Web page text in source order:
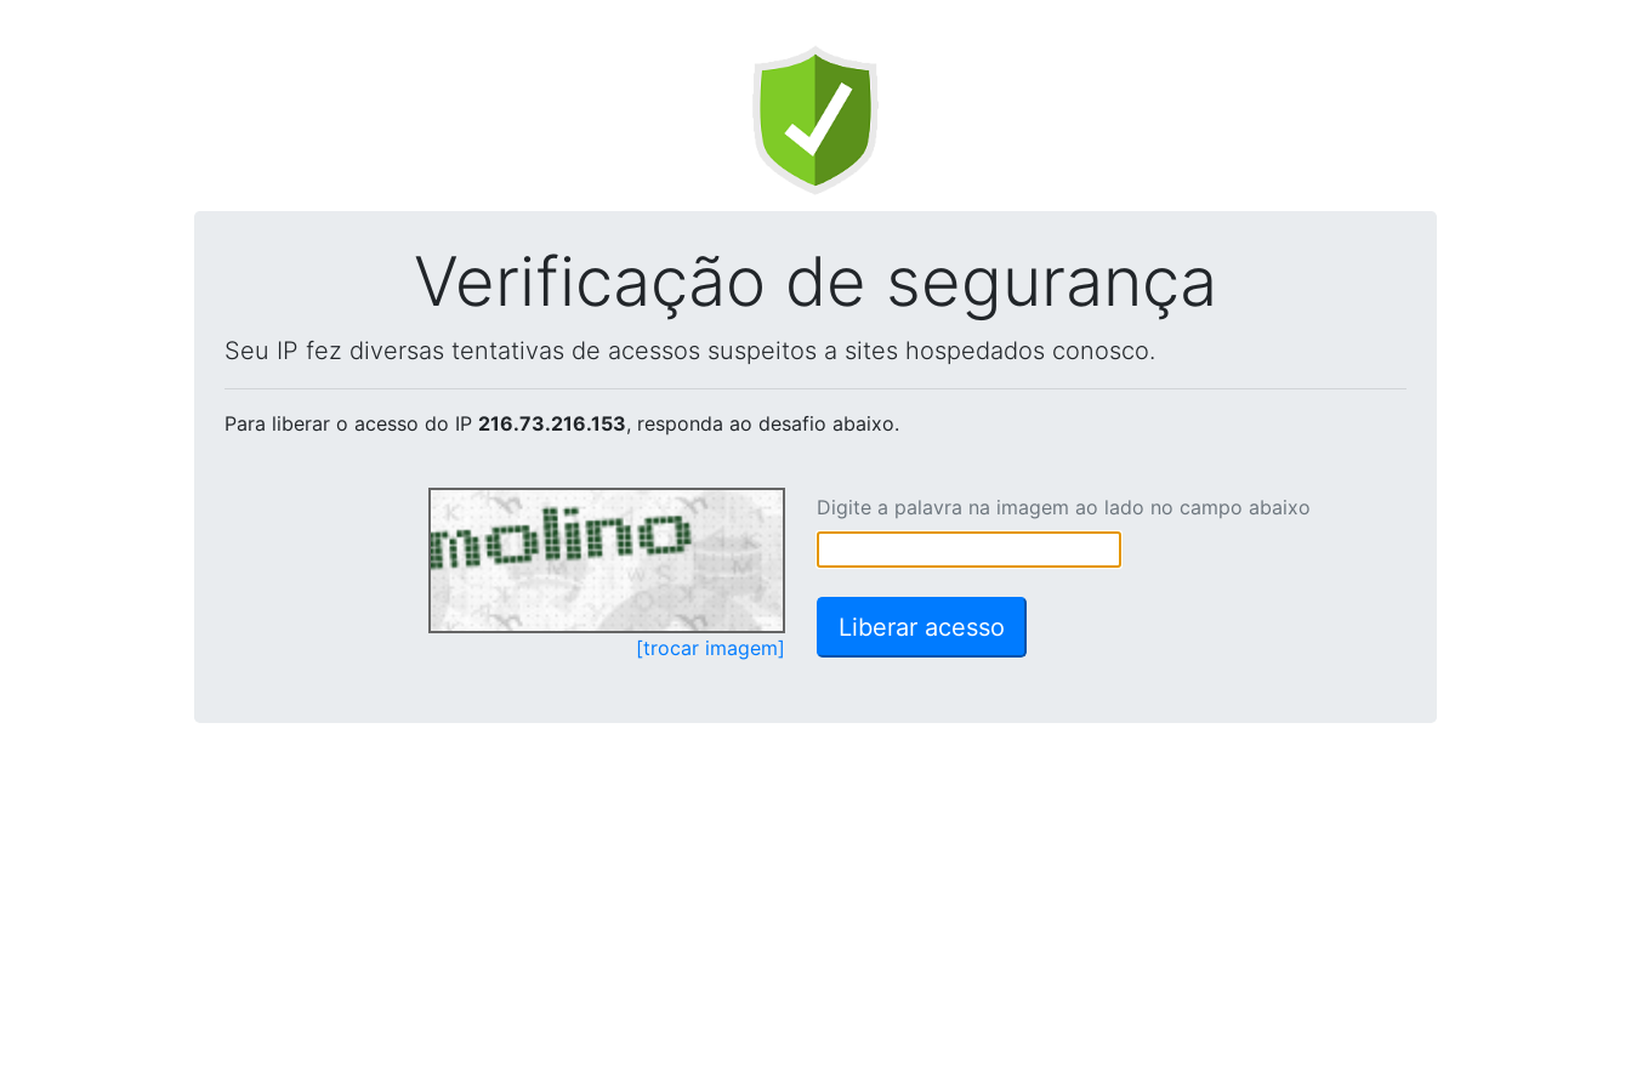
Verificação de segurança
Seu IP fez diversas tentativas de acessos suspeitos a sites hospedados conosco.
Para liberar o acesso do IP 216.73.216.153, responda ao desafio abaixo.
[trocar imagem]
Digite a palavra na imagem ao lado no campo abaixo